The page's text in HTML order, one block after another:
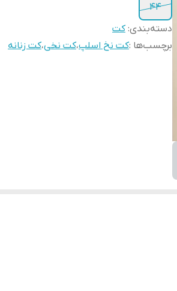
44
دسته‌بندی:کت
برچسب‌ها :کت نخ اسلپ،کت نخی،کت زنانه